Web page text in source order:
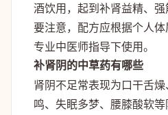
酒饮用，起到补肾益精、
要注意，配方应根据个人
专业中医师指导下使用。
补肾阴的中草药有哪些
肾阴不足常表现为口干舌
鸣、失眠多梦、腰膝酸软